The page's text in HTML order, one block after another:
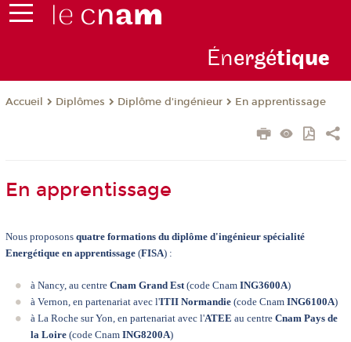
Énergétique
Accueil Diplômes Diplôme d'ingénieur En apprentissage
En apprentissage
Nous proposons quatre formations du diplôme d'ingénieur spécialité
Energétique en apprentissage(FISA) :
à Nancy, au centre Cnam Grand Est (code Cnam ING3600A)
à Vernon, en partenariat avec l'ITII Normandie (code Cnam ING6100A)
à La Roche sur Yon, en partenariat avec l'ATEE au centre Cnam Pays de
la Loire (code Cnam ING8200A)